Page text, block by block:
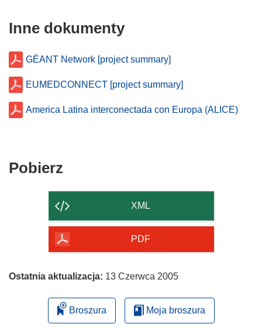
Inne dokumenty
GÉANT Network [project summary]
EUMEDCONNECT [project summary]
America Latina interconectada con Europa (ALICE)
Pobierz
strony
XML
PDF
Ostatnia aktualizacja: 13 Czerwca 2005
Broszura Moja broszura